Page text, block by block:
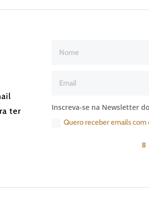
ter
Inscreva-se na Newsletter
Quero receber emails
8